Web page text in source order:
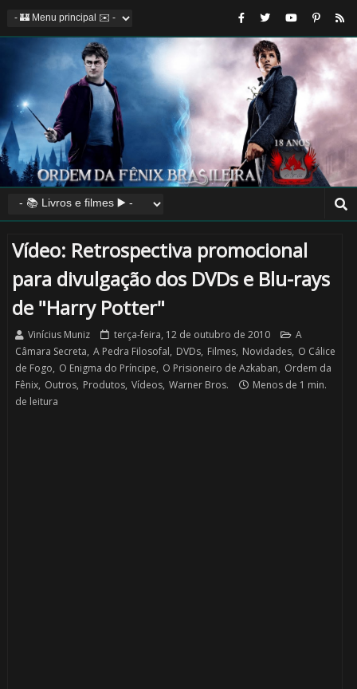
Vídeo: Retrospectiva promocional
para divulgação dos DVDs e Blu-rays
de "Harry Potter"
Vinícius Muniz terça-feira, 12 de outubro de 2010
A
Câmara Secreta, A Pedra Filosofal, DVDs, Filmes, Novidades, O Cálice
de Fogo, O Enigma do Príncipe, O Prisioneiro de Azkaban, Ordem da
Fênix, Outros, Produtos, Vídeos, Warner Bros.
Menos de 1 min.
de leitura